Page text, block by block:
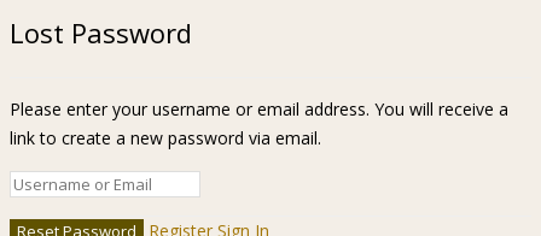
Lost Password
Please enter your username or email address. You will receive a
link to create a new password via email.
Register Sign In